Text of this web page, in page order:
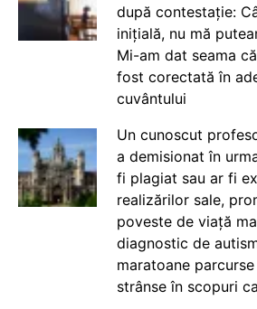
după contestație:
inițială, nu mă
Mi-am dat seama
fost corectată în
cuvântului
Un cunoscut
a demisionat în
fi plagiat sau ar fi
realizărilor sale,
poveste de viață
diagnostic de
maratoane
strânse în scopuri